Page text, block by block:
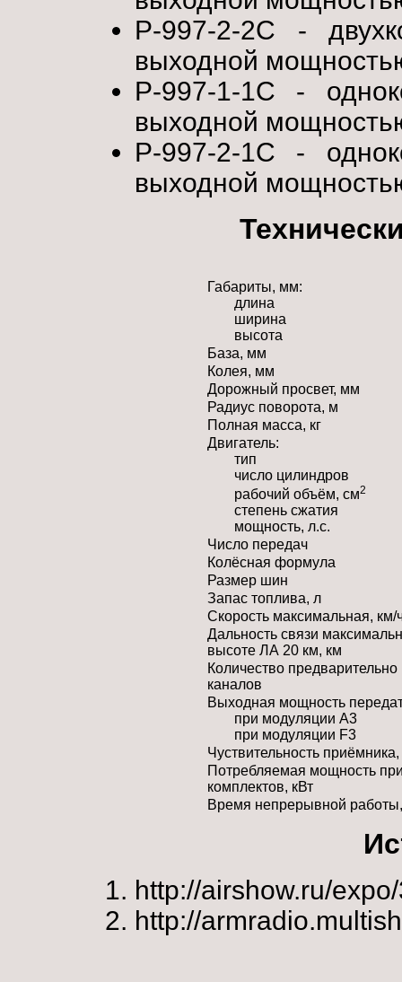
Р-997-2-2С -
выходной
Р-997-1-1С -
выходной
Р-997-2-1С -
выходной
Габариты, мм:
длина
ширина
высота
База, мм
Колея, мм
Дорожный просвет, мм
Радиус поворота, м
Полная масса, кг
Двигатель:
тип
число цилиндров
рабочий объём, см2
степень сжатия
мощность, л.с.
Число передач
Колёсная формула
Размер шин
Запас топлива, л
Скорость максимальная, км/
Дальность связи
высоте ЛА 20 км, км
Количество
каналов
Выходная мощность
при модуляции А3
при модуляции F3
Чуствительность
Потребляемая мощность
комплектов, кВт
Время непрерывной
http://airshow.ru/
http://